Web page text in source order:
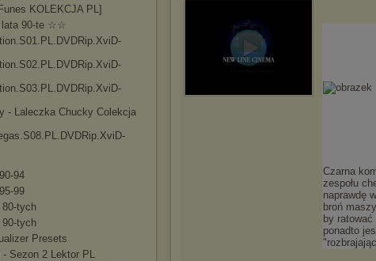
KOLEKCJA PL]
90-te ☆☆
n.S01.PL.DVDRip.XviD-
n.S02.PL.DVDRip.XviD-
n.S03.PL.DVDRip.XviD-
- Laleczka Chucky Colekcja
S08.PL.DVDRip.XviD-
94
99
tych
tych
Presets
- Sezon 2 Lektor PL
Czarna
zespołu
naprawdę
broń
by
ponadto